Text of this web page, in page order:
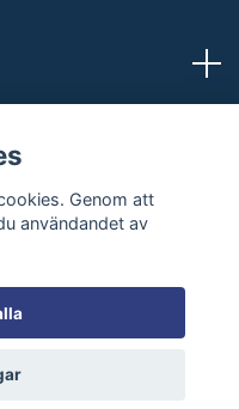
Genom att
användandet av